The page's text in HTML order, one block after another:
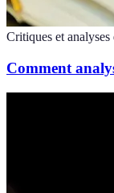
Critiques et analyses
Comment